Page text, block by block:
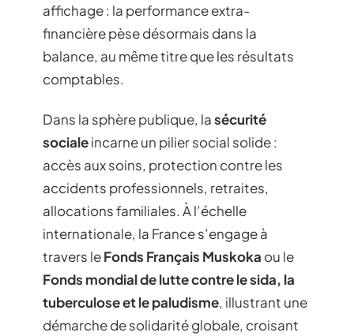
affichage : la performance extra-
financière pèse désormais dans la
balance, au même titre que les résultats
comptables.
Dans la sphère publique, lasécurité
socialeincarne un pilier social solide :
accès aux soins, protection contre les
accidents professionnels, retraites,
allocations familiales. À l’échelle
internationale, la France s’engage à
travers leFonds Français Muskoka ou le
Fonds mondial de lutte contre le sida, la
tuberculose et le paludisme, illustrant une
démarche de solidarité globale, croisant